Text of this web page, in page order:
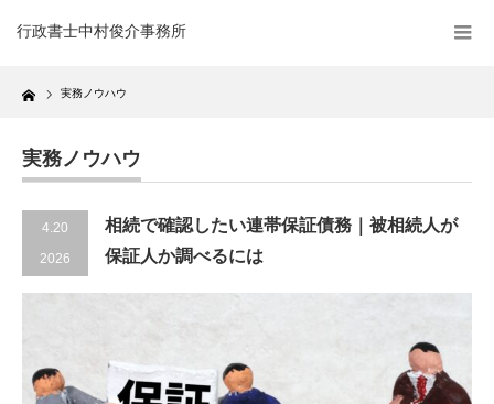
行政書士中村俊介事務所
Home 実務ノウハウ
実務ノウハウ
4.20
2026
相続で確認したい連帯保証債務｜被相続人が
保証人か調べるには